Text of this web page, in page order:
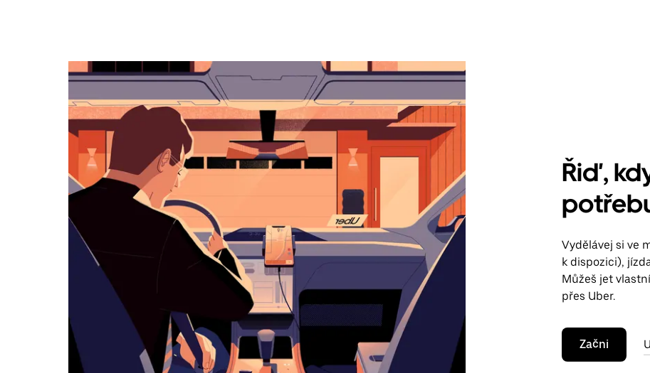
vybrat
datum.
klávesy
Esc
zavřeš
kalendář.
Řiď,
Vydělávej si ve
k dispozici),
Můžeš jet
přes Uber.
Začni